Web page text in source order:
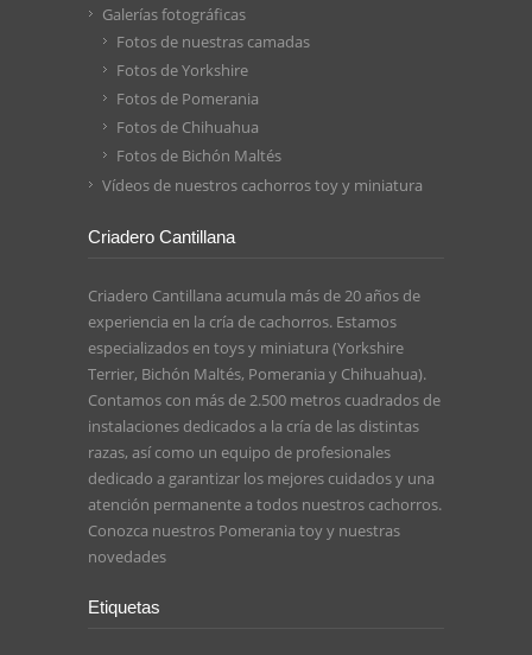
Galerías fotográficas
Fotos de nuestras camadas
Fotos de Yorkshire
Fotos de Pomerania
Fotos de Chihuahua
Fotos de Bichón Maltés
Vídeos de nuestros cachorros toy y miniatura
Criadero Cantillana
Criadero Cantillana acumula más de 20 años de
experiencia en la cría de cachorros. Estamos
especializados en toys y miniatura (Yorkshire
Terrier, Bichón Maltés, Pomerania y Chihuahua).
Contamos con más de 2.500 metros cuadrados de
instalaciones dedicados a la cría de las distintas
razas, así como un equipo de profesionales
dedicado a garantizar los mejores cuidados y una
atención permanente a todos nuestros cachorros.
Conozca nuestros Pomerania toyy nuestras
novedades
Etiquetas